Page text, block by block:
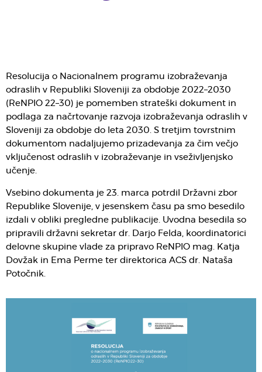
Resolucija o Nacionalnem programu izobraževanja
odraslih v Republiki Sloveniji za obdobje 2022–2030
(ReNPIO 22–30) je pomemben strateški dokument in
podlaga za načrtovanje razvoja izobraževanja odraslih v
Sloveniji za obdobje do leta 2030. S tretjim tovrstnim
dokumentom nadaljujemo prizadevanja za čim večjo
vključenost odraslih v izobraževanje in vseživljenjsko
učenje.
Vsebino dokumenta je 23. marca potrdil Državni zbor
Republike Slovenije, v jesenskem času pa smo besedilo
izdali v obliki pregledne publikacije. Uvodna besedila so
pripravili državni sekretar dr. Darjo Felda, koordinatorici
delovne skupine vlade za pripravo ReNPIO mag. Katja
Dovžak in Ema Perme ter direktorica ACS dr. Nataša
Potočnik.